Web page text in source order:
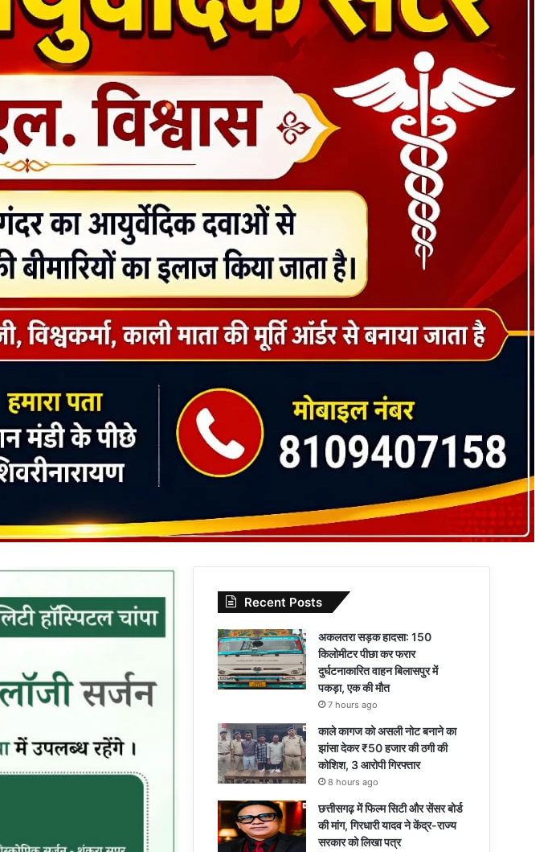
Recent Posts
अकलतरा सड़क हादसा: 150
किलोमीटर पीछा कर फरार
दुर्घटनाकारित वाहन बिलासपुर में
पकड़ा, एक की मौत
7 hours ago
काले कागज को असली नोट बनाने का
झांसा देकर ₹50 हजार की ठगी की
कोशिश, 3 आरोपी गिरफ्तार
8 hours ago
छत्तीसगढ़ में फिल्म सिटी और सेंसर बोर्ड
की मांग, गिरधारी यादव ने केंद्र-राज्य
सरकार को लिखा पत्र